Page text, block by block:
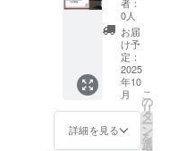
動レ
ポート
及び私
のブロ
グに、
ご支援
いただ
いたあ
なたの
レン
ダー1部
毎月の
空白部
分に企
業名や
お名前
を掲載
させて
いただ
0人
お届
け予
定：
2025
年10
月
詳細を見る
こ
の
リ
タ
ー
ン
を
選